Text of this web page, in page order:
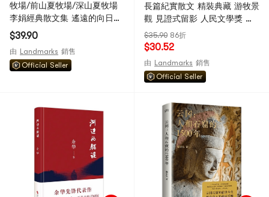
牧場/前山夏牧場/深山夏牧場
李娟經典散文集 遙遠的向日葵
地冬牧場我的阿勒泰的角落 中
國圖書
$39.90
由 Landmarks 銷售
Official Seller
長篇紀實散文 精裝典藏 游牧景
觀 見證式留影 人民文學獎 魯
迅文學獎 中國圖書 疊加秒殺
$35.90 86折
$30.52
由 Landmarks 銷售
Official Seller